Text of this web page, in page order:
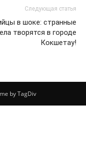
Следующая статья
в шоке: странные
творятся в городе
Кокшетау!
by TagDiv